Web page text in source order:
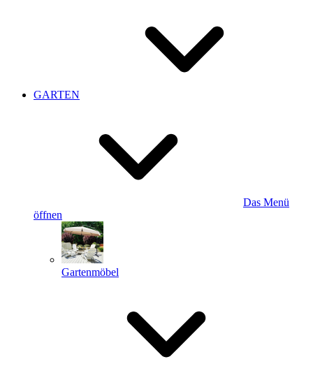
GARTEN
Das Menü
öffnen
Gartenmöbel